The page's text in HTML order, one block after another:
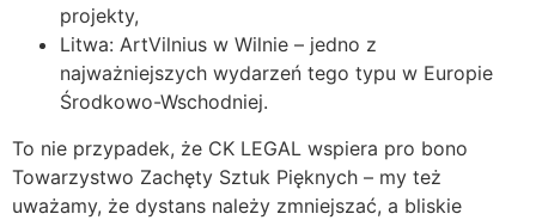
projekty,
Litwa: ArtVilnius w Wilnie – jedno z
najważniejszych wydarzeń tego typu w Europie
Środkowo-Wschodniej.
To nie przypadek, że CK LEGAL wspiera pro bono
Towarzystwo Zachęty Sztuk Pięknych – my też
uważamy, że dystans należy zmniejszać, a bliskie